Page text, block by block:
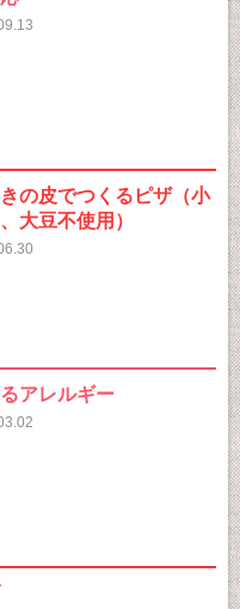
の皮でつくるピザ（小
大豆不使用）
アレルギー